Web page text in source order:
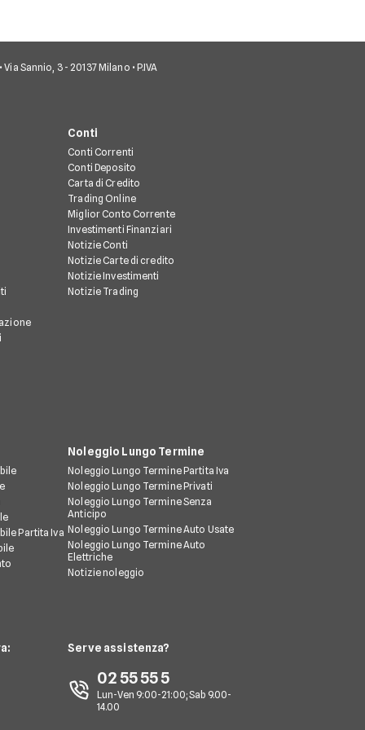
• Via Sannio, 3 - 20137 Milano • P.IVA
Conti
Conti Correnti
Conti Deposito
Carta di Credito
Trading Online
Miglior Conto Corrente
Investimenti Finanziari
Notizie Conti
Notizie Carte di credito
Notizie Investimenti
Notizie Trading
Partita Iva
Noleggio Lungo Termine
Noleggio Lungo Termine Partita Iva
Noleggio Lungo Termine Privati
Noleggio Lungo Termine Senza
Anticipo
Noleggio Lungo Termine Auto Usate
Noleggio Lungo Termine Auto
Elettriche
Notizie noleggio
Serve assistenza?
02 55 55 5
Lun-Ven 9:00-21:00; Sab 9.00-
14.00